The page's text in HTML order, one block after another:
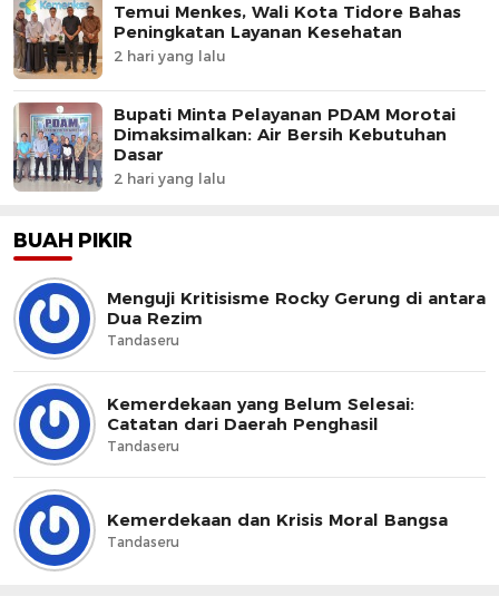
Temui Menkes, Wali Kota Tidore Bahas
Peningkatan Layanan Kesehatan
2 hari yang lalu
Bupati Minta Pelayanan PDAM Morotai
Dimaksimalkan: Air Bersih Kebutuhan
Dasar
2 hari yang lalu
BUAH PIKIR
Menguji Kritisisme Rocky Gerung di antara
Dua Rezim
Tandaseru
Kemerdekaan yang Belum Selesai:
Catatan dari Daerah Penghasil
Tandaseru
Kemerdekaan dan Krisis Moral Bangsa
Tandaseru